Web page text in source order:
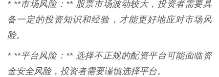
* **市场风险：** 股票市场波动较大，投资者需要具
备一定的投资知识和经验，才能更好地应对市场风
险。
* **平台风险：** 选择不正规的配资平台可能面临资
金安全风险，投资者需要谨慎选择平台。